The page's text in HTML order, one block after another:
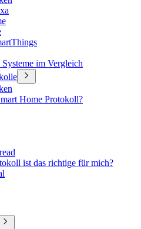
im Vergleich
Home Protokoll?
ist das richtige für mich?